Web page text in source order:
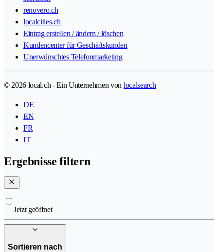
renovero.ch
localcities.ch
Eintrag erstellen / ändern / löschen
Kundencenter für Geschäftskunden
Unerwünschtes Telefonmarketing
© 2026 local.ch - Ein Unternehmen von localsearch
DE
EN
FR
IT
Ergebnisse filtern
Jetzt geöffnet
Sortieren nach